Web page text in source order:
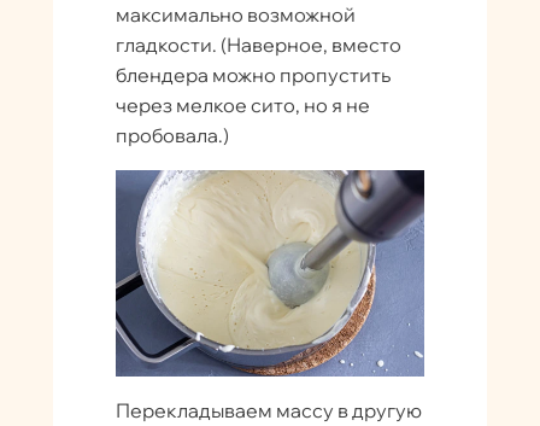
максимально возможной
гладкости. (Наверное, вместо
блендера можно пропустить
через мелкое сито, но я не
пробовала.)
Перекладываем массу в другую